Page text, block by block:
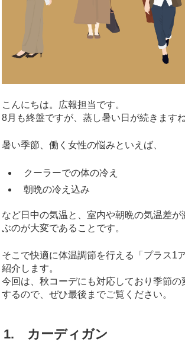
こんにちは。広報担当です。
8月も終盤ですが、蒸し暑い日が続きますね
暑い季節、働く女性の悩みといえば、
クーラーでの体の冷え
朝晩の冷え込み
など日中の気温と、室内や朝晩の気温差が
ぶのが大変であることです。
そこで快適に体温調節を行える「プラス1
紹介します。
今回は、秋コーデにも対応しており季節の
するので、ぜひ最後までご覧ください。
1. カーディガン